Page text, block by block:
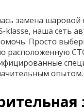
замена
klasse, наша сеть
Просто
расположенную
опытом.